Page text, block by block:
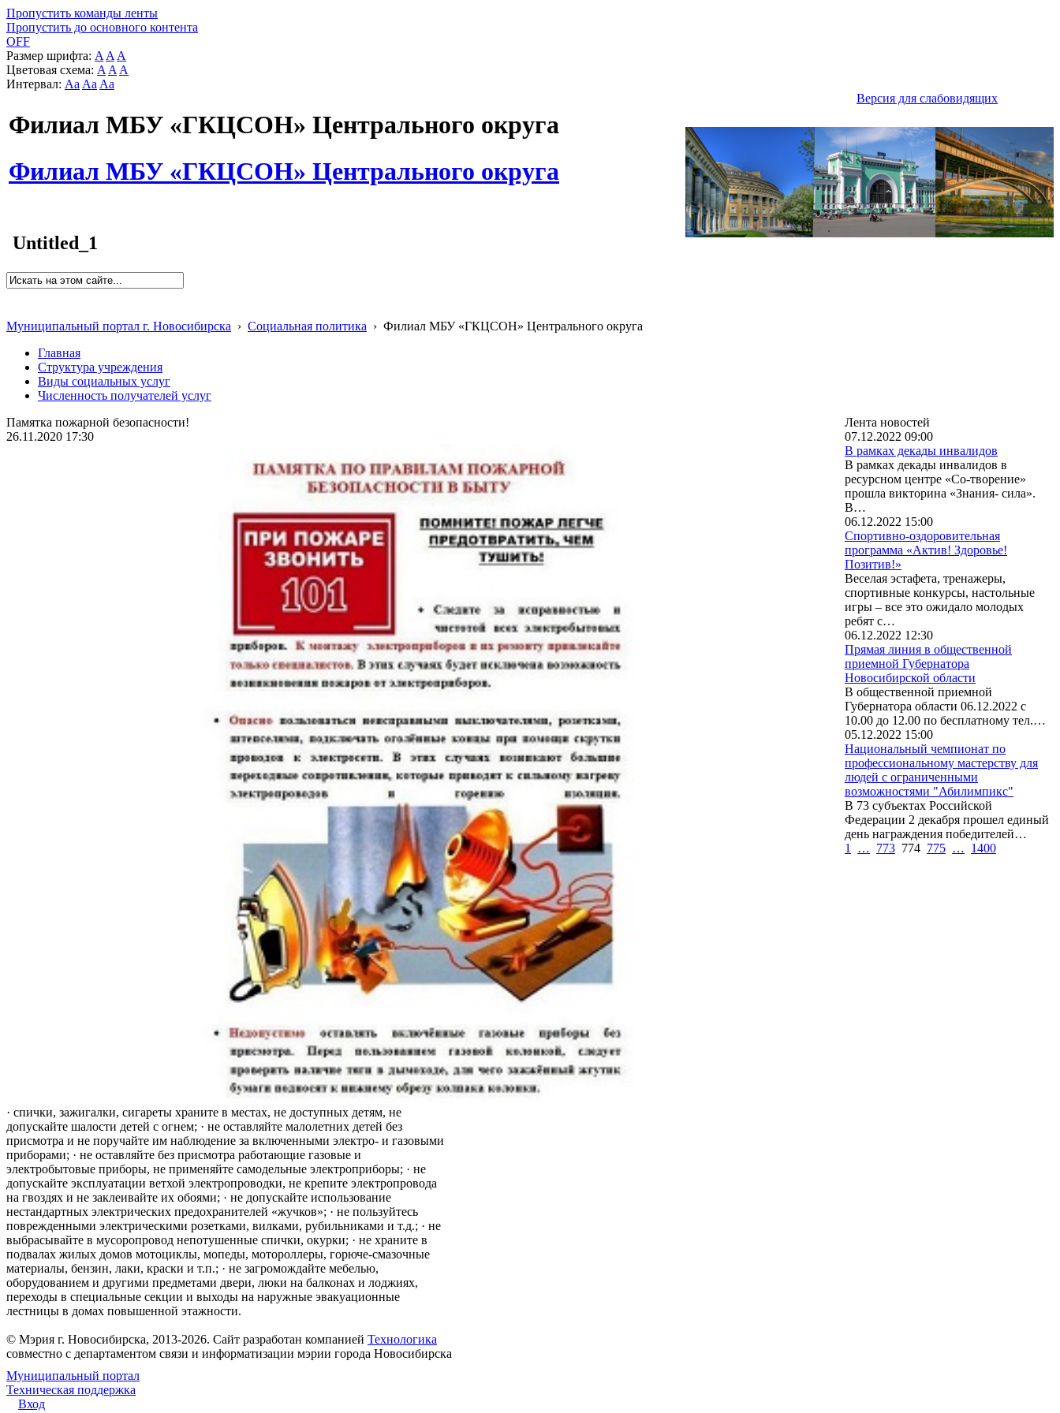
Пропустить команды ленты
Пропустить до основного контента
OFF
Размер шрифта: A A A
Цветовая схема: A A A
Интервал: Aa Aa Aa
Версия для слабовидящих
Филиал МБУ «ГКЦСОН» Центрального округа
Филиал МБУ «ГКЦСОН» Центрального округа
Untitled_1
Муниципальный портал г. Новосибирска › Социальная политика › Филиал МБУ «ГКЦСОН» Центрального округа
Главная
Структура учреждения
Виды социальных услуг
Численность получателей услуг
Памятка пожарной безопасности!
26.11.2020 17:30
· спички, зажигалки, сигареты храните в местах, не доступных детям, не
допускайте шалости детей с огнем; · не оставляйте малолетних детей без
присмотра и не поручайте им наблюдение за включенными электро- и газовыми
приборами; · не оставляйте без присмотра работающие газовые и
электробытовые приборы, не применяйте самодельные электроприборы; · не
допускайте эксплуатации ветхой электропроводки, не крепите электропровода
на гвоздях и не заклеивайте их обоями; · не допускайте использование
нестандартных электрических предохранителей «жучков»; · не пользуйтесь
поврежденными электрическими розетками, вилками, рубильниками и т.д.; · не
выбрасывайте в мусоропровод непотушенные спички, окурки; · не храните в
подвалах жилых домов мотоциклы, мопеды, мотороллеры, горюче-смазочные
материалы, бензин, лаки, краски и т.п.; · не загромождайте мебелью,
оборудованием и другими предметами двери, люки на балконах и лоджиях,
переходы в специальные секции и выходы на наружные эвакуационные
лестницы в домах повышенной этажности.
Лента новостей
07.12.2022 09:00
В рамках декады инвалидов
В рамках декады инвалидов в
ресурсном центре «Со-творение»
прошла викторина «Знания- сила».
В…
06.12.2022 15:00
Спортивно-оздоровительная
программа «Актив! Здоровье!
Позитив!»
Веселая эстафета, тренажеры,
спортивные конкурсы, настольные
игры – все это ожидало молодых
ребят с…
06.12.2022 12:30
Прямая линия в общественной
приемной Губернатора
Новосибирской области
В общественной приемной
Губернатора области 06.12.2022 с
10.00 до 12.00 по бесплатному тел.…
05.12.2022 15:00
Национальный чемпионат по
профессиональному мастерству для
людей с ограниченными
возможностями "Абилимпикс"
В 73 субъектах Российской
Федерации 2 декабря прошел единый
день награждения победителей…
1
… 773 774 775 … 1400
© Мэрия г. Новосибирска, 2013-2026. Сайт разработан компанией Технологика
совместно с департаментом связи и информатизации мэрии города Новосибирска
Муниципальный портал
Техническая поддержка
Вход